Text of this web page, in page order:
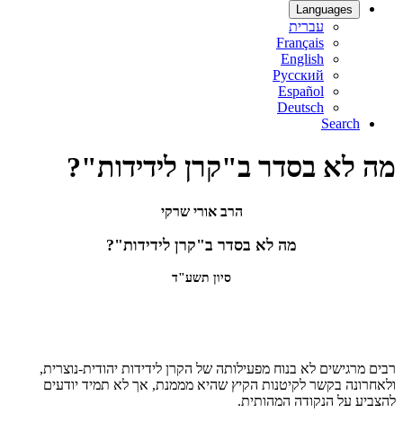
Languages
עברית
Français
English
Русский
Español
Deutsch
Search
מה לא בסדר ב"קרן לידידות"?
הרב אורי שרקי
מה לא בסדר ב"קרן לידידות"?
סיון תשע"ד
רבים מרגישים לא בנוח מפעילותה של הקרן לידידות יהודית-נוצרית,
ולאחרונה בקשר לקיטנות הקיץ שהיא מממנת, אך לא תמיד יודעים
להצביע על הנקודה המהותית.